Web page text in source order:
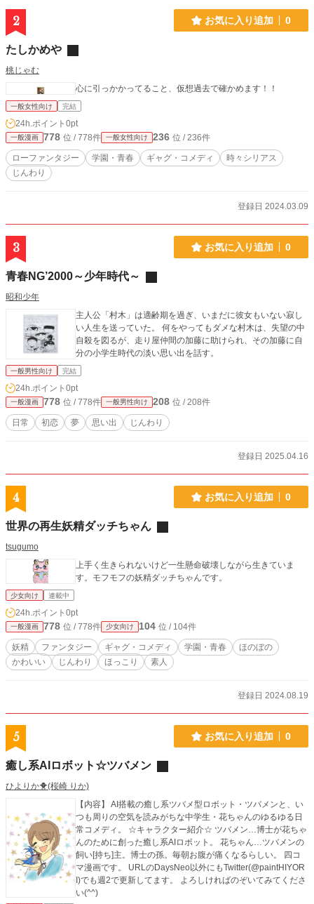
2 お気に入り追加 0
たしかめや
桃じゃむ
心に引っかかってること、仮想過去で確かめます！！
一般女性向け 完結
24h.ポイント 0pt
一般漫画 778 位 / 778件 一般女性向け 236 位 / 236件
ローファンタジー 学園・青春 ギャグ・コメディ
時々シリアス
じんわり
登録日 2024.03.09
3 お気に入り追加 0
青春NG’2000～少年時代～
昭和少年
主人公「村木」は適齢期を過ぎ、いまだに彼女もいない寂し
い人生を送っていた。 何をやってもダメな村木は、失望の中
自殺を図るが、走り屋仲間の加藤に助けられ、その加藤に自
分の小学生時代の淡い思い出を話す。
一般男性向け 完結
24h.ポイント 0pt
一般漫画 778 位 / 778件 一般男性向け 208 位 / 208件
日常 初恋 夢 思い出 じんわり
登録日 2025.04.16
4 お気に入り追加 0
世界の再生妖精ダッチちゃん
tsugumo
上手く生きられないけど一生懸命破壊しながら生きていま
す。モフモフの妖精ダッチちゃんです。
少女向け 連載中
24h.ポイント 0pt
一般漫画 778 位 / 778件 少女向け 104 位 / 104件
妖精 ファンタジー ギャグ・コメディ 学園・青春
ほのぼの
かわいい
じんわり ほっこり 素人
登録日 2024.08.19
5 お気に入り追加 0
癒し系AIロボット☆ツバメン
ひよりか🐥(桜崎 りか)
【内容】 AI搭載の癒し系ツバメ型ロボット・ツバメンと、い
つも周りの空気を読みがちな中学生・花ちゃんのゆるゆる日
常コメディ。 ☆キャラクター紹介☆ ツバメン…博士が花ちゃ
んのために創った癒し系AIロボット。 花ちゃん…ツバメンの
飼い[持ち]主。博士の孫。毎朝お腹が痛くなるらしい。 四コ
マ漫画です。 URLのDaysNeo以外にもTwitter(@paintHIYOR
I)でも週2で更新してます。 よろしければのぞいてみてくださ
い(^^)